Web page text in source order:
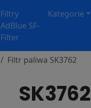
Filtry
AdBlue SF-
Filter
Kategorie
Filtr paliwa SK3762